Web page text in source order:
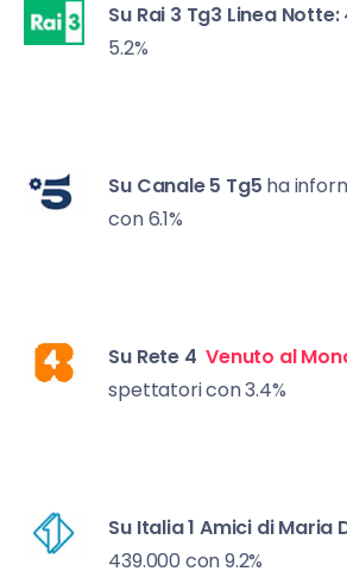
Su Rai 3 Tg3 Linea Notte:
5.2%
Su Canale 5 Tg5 ha
con 6.1%
Su Rete 4 Venuto al
spettatori con 3.4%
Su Italia 1 Amici di Maria
439.000 con 9.2%